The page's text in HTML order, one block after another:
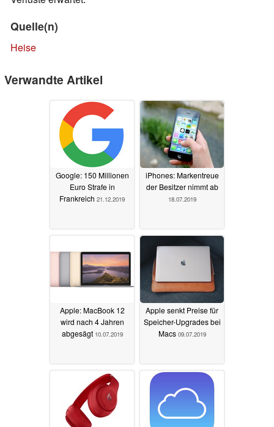
Quelle(n)
Heise
Verwandte Artikel
Google: 150 Millionen
Euro Strafe in
Frankreich 21.12.2019
iPhones: Markentreue
der Besitzer nimmt ab
18.07.2019
Apple: MacBook 12
wird nach 4 Jahren
abgesägt 10.07.2019
Apple senkt Preise für
Speicher-Upgrades bei
Macs 09.07.2019